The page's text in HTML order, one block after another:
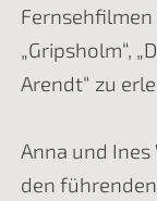
Fernsehfilmen
„Gripsholm“,
Arendt“ zu
Anna und
den